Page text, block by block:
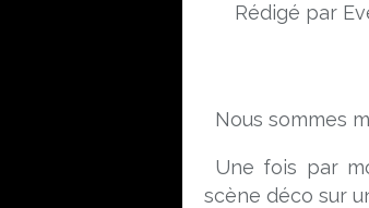
Rédigé par
Nous sommes
Une fois par
scène déco sur